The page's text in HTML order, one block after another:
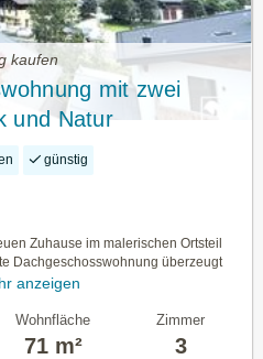
kaufen
mit zwei
und Natur
günstig
Zuhause im malerischen Ortsteil
Dachgeschosswohnung überzeugt
anzeigen
Wohnfläche
71 m²
Zimmer
3